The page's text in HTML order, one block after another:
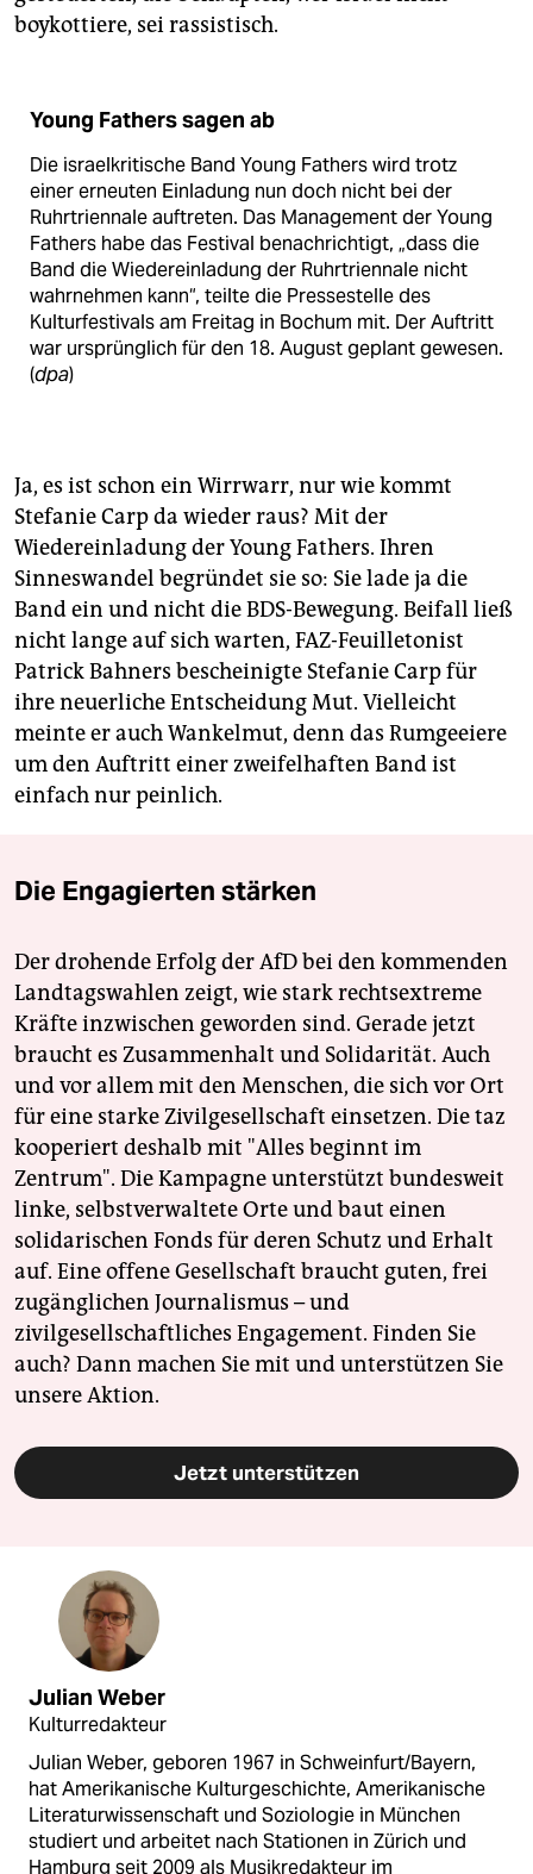
boykottiere, sei rassistisch.
Young Fathers sagen ab
Die israelkritische Band Young Fathers wird trotz
einer erneuten Einladung nun doch nicht bei der
Ruhrtriennale auftreten. Das Management der Young
Fathers habe das Festival benachrichtigt, „dass die
Band die Wiedereinladung der Ruhrtriennale nicht
wahrnehmen kann“, teilte die Pressestelle des
Kulturfestivals am Freitag in Bochum mit. Der Auftritt
war ursprünglich für den 18. August geplant gewesen.
(dpa)
Ja, es ist schon ein Wirrwarr, nur wie kommt
Stefanie Carp da wieder raus? Mit der
Wiedereinladung der Young Fathers. Ihren
Sinneswandel begründet sie so: Sie lade ja die
Band ein und nicht die BDS-Bewegung. Beifall ließ
nicht lange auf sich warten, FAZ-Feuilletonist
Patrick Bahners bescheinigte Stefanie Carp für
ihre neuerliche Entscheidung Mut. Vielleicht
meinte er auch Wankelmut, denn das Rumgeeiere
um den Auftritt einer zweifelhaften Band ist
einfach nur peinlich.
Die Engagierten stärken
Der drohende Erfolg der AfD bei den kommenden
Landtagswahlen zeigt, wie stark rechtsextreme
Kräfte inzwischen geworden sind. Gerade jetzt
braucht es Zusammenhalt und Solidarität. Auch
und vor allem mit den Menschen, die sich vor Ort
für eine starke Zivilgesellschaft einsetzen. Die taz
kooperiert deshalb mit "Alles beginnt im
Zentrum". Die Kampagne unterstützt bundesweit
linke, selbstverwaltete Orte und baut einen
solidarischen Fonds für deren Schutz und Erhalt
auf. Eine offene Gesellschaft braucht guten, frei
zugänglichen Journalismus – und
zivilgesellschaftliches Engagement. Finden Sie
auch? Dann machen Sie mit und unterstützen Sie
unsere Aktion.
Jetzt unterstützen
Julian Weber
Kulturredakteur
Julian Weber, geboren 1967 in Schweinfurt/Bayern,
hat Amerikanische Kulturgeschichte, Amerikanische
Literaturwissenschaft und Soziologie in München
studiert und arbeitet nach Stationen in Zürich und
Hamburg seit 2009 als Musikredakteur im